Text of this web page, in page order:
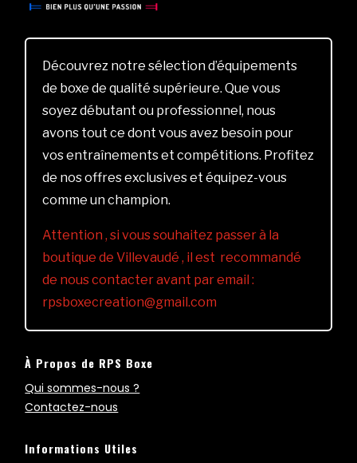
Découvrez notre sélection d’équipements
de boxe de qualité supérieure. Que vous
soyez débutant ou professionnel, nous
avons tout ce dont vous avez besoin pour
vos entraînements et compétitions. Profitez
de nos offres exclusives et équipez-vous
comme un champion.
Attention , si vous souhaitez passer à la
boutique de Villevaudé , il est recommandé
de nous contacter avant par email :
rpsboxecreation@gmail.com
À Propos de RPS Boxe
Qui sommes-nous ?
Contactez-nous
Informations Utiles